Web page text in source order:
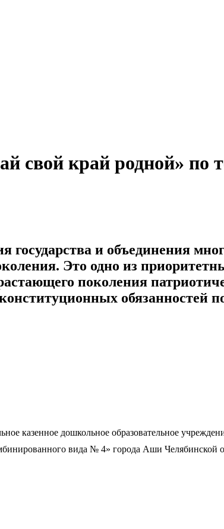
свой край родной» по
и объединения
Это одно из
поколения
обязанностей
казенное дошкольное образовательное
вида № 4» города Аши Челябинской